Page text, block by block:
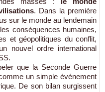
. Dans la première
sur le monde au lendemain
conséquences humaines,
et géopolitiques du conflit,
nouvel ordre international
que la Seconde Guerre
un simple événement
De son bilan surgissent